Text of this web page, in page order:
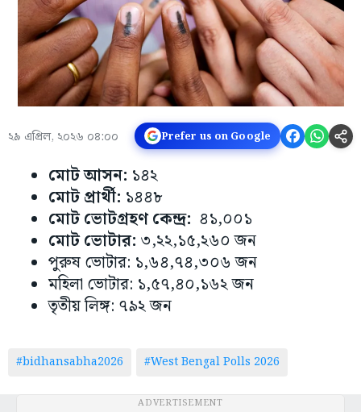
২৯ এপ্রিল, ২০২৬ ০৪:০০ Prefer us on Google
মোট আসন: ১৪২
মোট প্রার্থী: ১৪৪৮
মোট ভোটগ্রহণ কেন্দ্র: ৪১,০০১
মোট ভোটার: ৩,২২,১৫,২৬০ জন
পুরুষ ভোটার: ১,৬৪,৭৪,৩০৬ জন
মহিলা ভোটার: ১,৫৭,৪০,১৬২ জন
তৃতীয় লিঙ্গ: ৭৯২ জন
#bidhansabha2026 #West Bengal Polls 2026
ADVERTISEMENT